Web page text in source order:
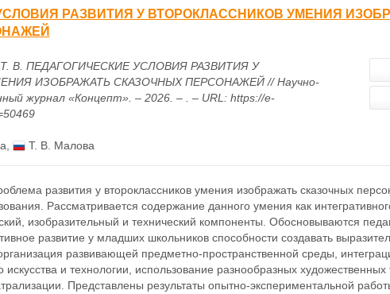
РАЗВИТИЯ У ВТОРОКЛАССНИКОВ УМЕНИЯ
Т. В. ПЕДАГОГИЧЕСКИЕ УСЛОВИЯ РАЗВИТИЯ У
ИЗОБРАЖАТЬ СКАЗОЧНЫХ ПЕРСОНАЖЕЙ // Научно-
журнал «Концепт». – 2026. – . – URL: https://e-
Т. В. Малова
развития у второклассников умения изображать сказочных
Рассматривается содержание данного умения как
изобразительный и технический компоненты. Обосновываются
развитие у младших школьников способности создавать
развивающей предметно-пространственной среды,
искусства и технологии, использование разнообразных художественных
Представлены результаты опытно-экспериментальной